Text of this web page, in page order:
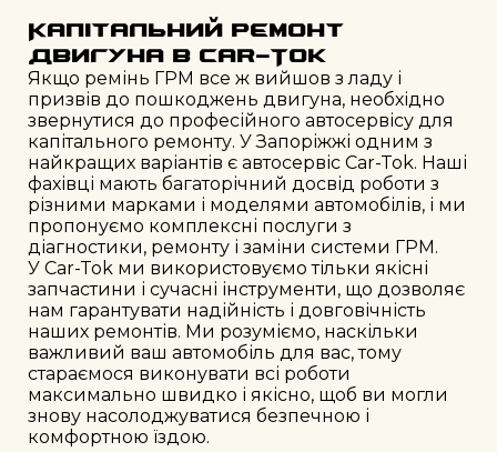
Капітальний ремонт
двигуна в Car-Tok
Якщо ремінь ГРМ все ж вийшов з ладу і
призвів до пошкоджень двигуна, необхідно
звернутися до професійного автосервісу для
капітального ремонту. У Запоріжжі одним з
найкращих варіантів є автосервіс Car-Tok. Наші
фахівці мають багаторічний досвід роботи з
різними марками і моделями автомобілів, і ми
пропонуємо комплексні послуги з
діагностики, ремонту і заміни системи ГРМ.
У Car-Tok ми використовуємо тільки якісні
запчастини і сучасні інструменти, що дозволяє
нам гарантувати надійність і довговічність
наших ремонтів. Ми розуміємо, наскільки
важливий ваш автомобіль для вас, тому
стараємося виконувати всі роботи
максимально швидко і якісно, щоб ви могли
знову насолоджуватися безпечною і
комфортною їздою.